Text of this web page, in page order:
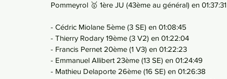
Pommeyrol 🥇 1ère JU (43ème au général) en 01:37:31
- Cédric Miolane 5ème (3 SE) en 01:08:45
- Thierry Rodary 19ème (3 V2) en 01:22:04
- Francis Pernet 20ème (1 V3) en 01:22:23
- Emmanuel Allibert 23ème (13 SE) en 01:24:49
- Mathieu Delaporte 26ème (16 SE) en 01:26:38